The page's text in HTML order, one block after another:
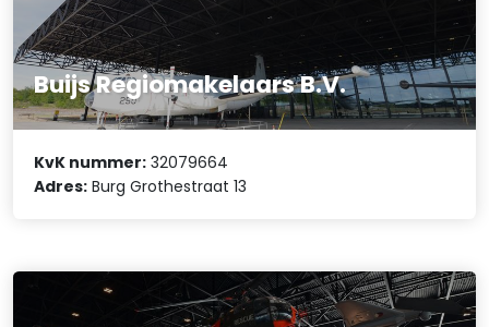
Buijs Regiomakelaars B.V.
KvK nummer: 32079664
Adres: Burg Grothestraat 13